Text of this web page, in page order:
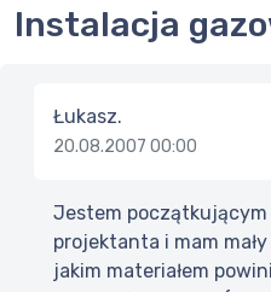
Instalacja
Łukasz.
20.08.2007 00:00
Jestem
projektanta i mam
jakim materiałem